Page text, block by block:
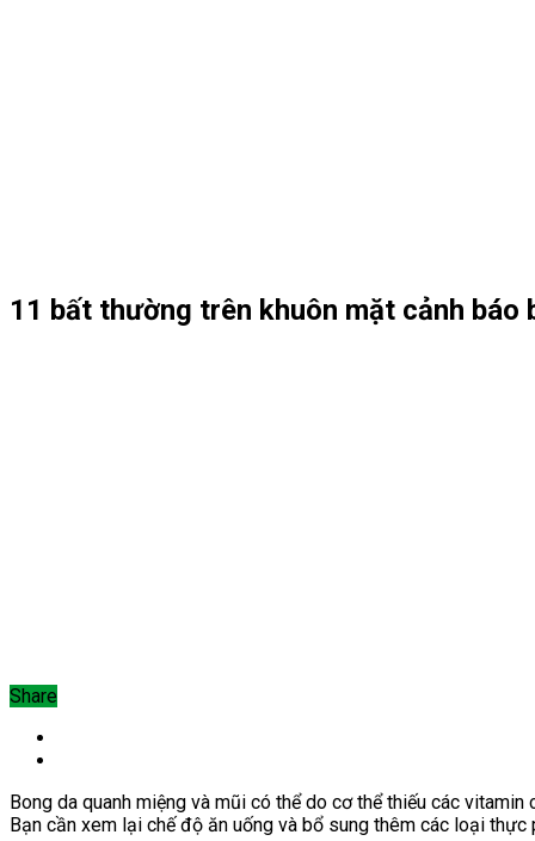
11 bất thường trên khuôn mặt cảnh báo
Share
Bong da quanh miệng và mũi có thể do cơ thể thiếu các
Bạn cần xem lại chế độ ăn uống và bổ sung thêm các loại thực